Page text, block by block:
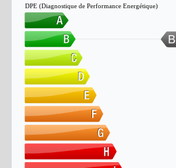
B
DPE (Diagnostique de Performance Energétique)